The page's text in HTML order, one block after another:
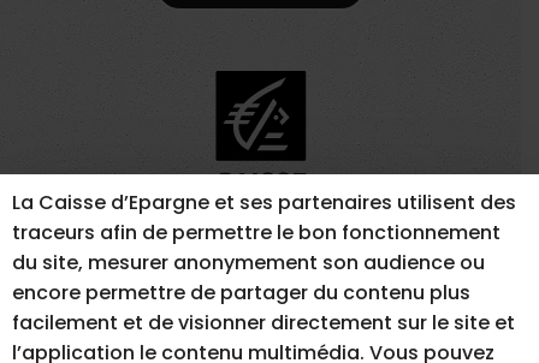
MENTIONS LÉGALES
GESTION DES COOKIES
ACCESSIBILITÉ – NON CONFORME
La Caisse d’Epargne et ses partenaires utilisent des
traceurs afin de permettre le bon fonctionnement
du site, mesurer anonymement son audience ou
encore permettre de partager du contenu plus
facilement et de visionner directement sur le site et
l’application le contenu multimédia. Vous pouvez